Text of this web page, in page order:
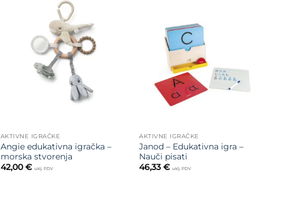
na listu
AKTIVNE IGRAČKE
Angie edukativna igračka –
morska stvorenja
42,00€ uklj. PDV
AKTIVNE IGRAČKE
Janod – Edukativna igra –
Nauči pisati
46,33€ uklj. PDV